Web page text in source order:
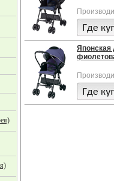
Японская